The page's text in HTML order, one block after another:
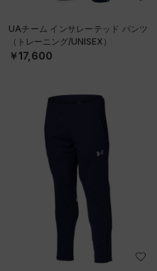
UAチーム インサレーテッド パンツ
（トレーニング/UNISEX）
￥17,600